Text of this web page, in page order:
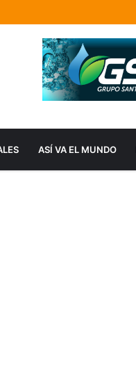
ASÍ VA EL MUNDO